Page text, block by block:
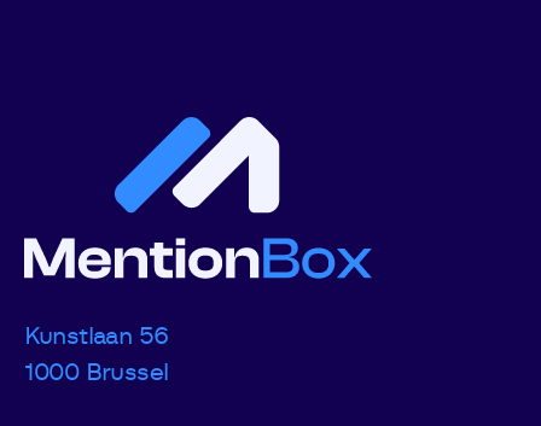
Kunstlaan 56
1000 Brussel